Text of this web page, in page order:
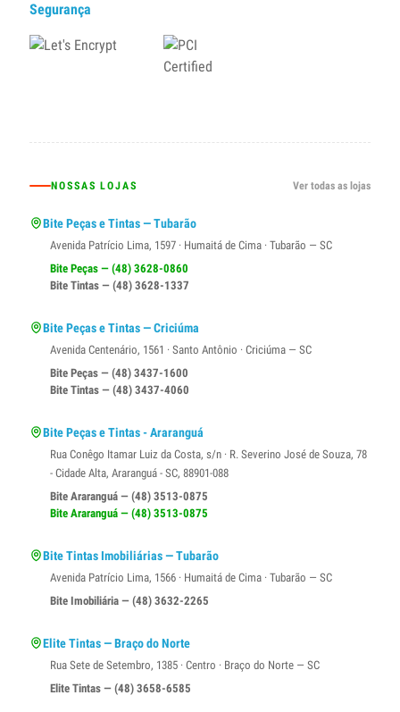
Segurança
NOSSAS LOJAS Ver todas as lojas
Bite Peças e Tintas — Tubarão
Avenida Patrício Lima, 1597 · Humaitá de Cima · Tubarão — SC
Bite Peças — (48) 3628-0860
Bite Tintas — (48) 3628-1337
Bite Peças e Tintas — Criciúma
Avenida Centenário, 1561 · Santo Antônio · Criciúma — SC
Bite Peças — (48) 3437-1600
Bite Tintas — (48) 3437-4060
Bite Peças e Tintas - Araranguá
Rua Conêgo Itamar Luiz da Costa, s/n · R. Severino José de Souza, 78
- Cidade Alta, Araranguá - SC, 88901-088
Bite Araranguá — (48) 3513-0875
Bite Araranguá — (48) 3513-0875
Bite Tintas Imobiliárias — Tubarão
Avenida Patrício Lima, 1566 · Humaitá de Cima · Tubarão — SC
Bite Imobiliária — (48) 3632-2265
Elite Tintas — Braço do Norte
Rua Sete de Setembro, 1385 · Centro · Braço do Norte — SC
Elite Tintas — (48) 3658-6585